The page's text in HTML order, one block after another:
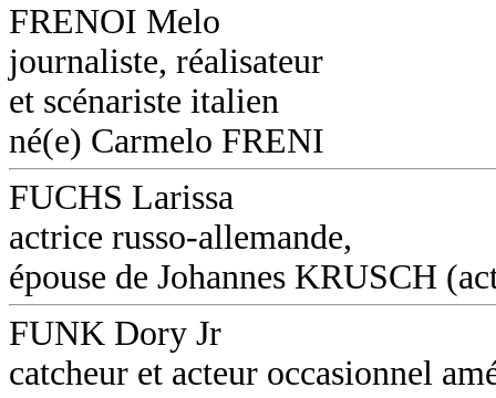
FRENOI Melo
journaliste, réalisateur
et scénariste italien
né(e) Carmelo FRENI
FUCHS Larissa
actrice russo-allemande,
épouse de Johannes KRUSCH
FUNK Dory Jr
catcheur et acteur occasionnel